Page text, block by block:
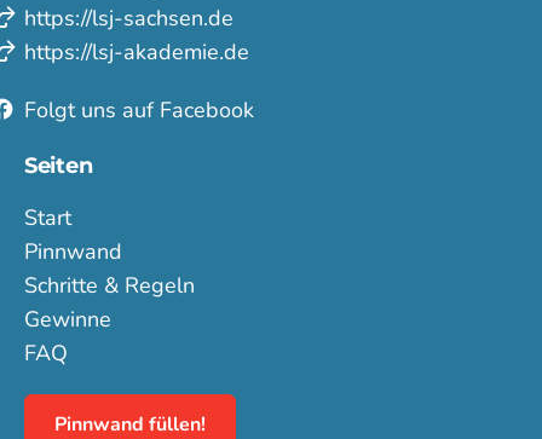
https://lsj-sachsen.de
https://lsj-akademie.de
Folgt uns auf Facebook
Seiten
Start
Pinnwand
Schritte & Regeln
Gewinne
FAQ
Pinnwand füllen!